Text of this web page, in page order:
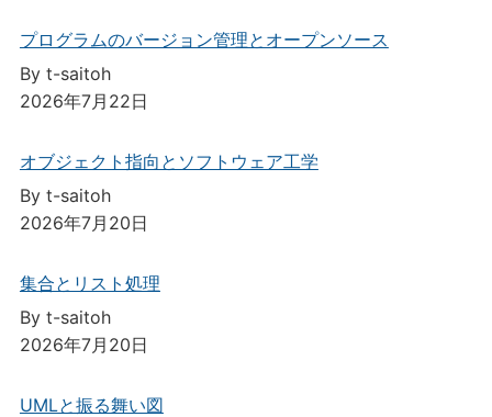
プログラムのバージョン管理とオープンソース
By t-saitoh
2026年7月22日
オブジェクト指向とソフトウェア工学
By t-saitoh
2026年7月20日
集合とリスト処理
By t-saitoh
2026年7月20日
UMLと振る舞い図